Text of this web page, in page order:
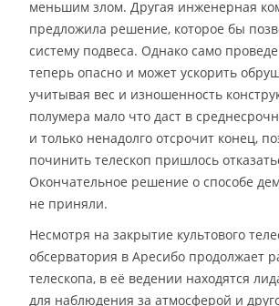
меньшим злом. Другая инженерная
предложила решение, которое бы
систему подвеса. Однако само
теперь опасно и может ускорить
учитывая вес и изношенность
полумера мало что даст в
и только ненадолго отсрочит конец,
починить телескоп пришлось
Окончательное решение о способе
не приняли.
Несмотря на закрытие культового
обсерватория в Аресибо продолжает
телескопа, в её ведении находятся
для наблюдения за атмосферой и